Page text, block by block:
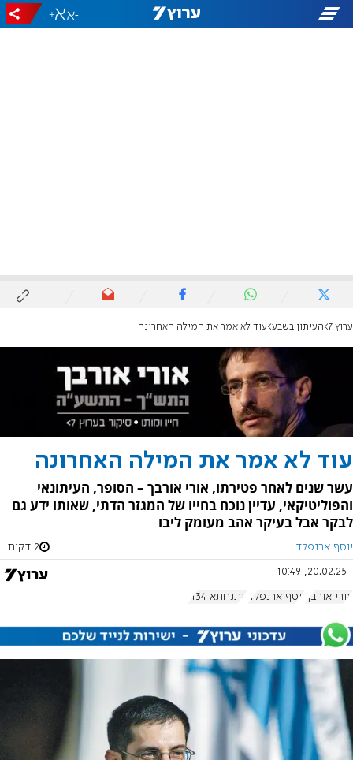
-
+
ערוץ 7 העיתון בשבע עוד לא אמר את המילה האחרונה
עוד לא אמר את המילה האחרונה
עשר שנים לאחר פטירתו, אורי אורבך – הסופר, העיתונאי
והפוליטיקאי, עדיין נוכח בחייו של המגזר הדתי, שאותו ידע גם
לבקר אבל בעיקר אהב מעומק ליבו
יוסף ארנפלד 2 דקות
20.02.25, 10:49
אורי אורבך יוסף ארנפלד אתנחתא 1134